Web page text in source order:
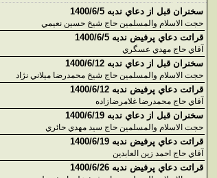
سخنران قبل از دعاي ندبه 1400/6/5
حجت الاسلام والمسلمين حاج شيخ حسين نعيمي
قرائت دعاي پرفيض ندبه 1400/6/5
آقاي حاج مهدي عسگري
سخنران قبل از دعاي ندبه 1400/6/12
حجت الاسلام والمسلمين حاج شيخ محمدرضا ميلاني نژاد
قرائت دعاي پرفيض ندبه 1400/6/12
آقاي حاج محمدرضا غلامرضازاده
سخنران قبل از دعاي ندبه 1400/6/19
حجت الاسلام والمسلمين حاج سيد مهدي حائري
قرائت دعاي پرفيض ندبه 1400/6/19
آقاي حاج احمد زين العابدين
قرائت دعاي پرفيض ندبه 1400/6/26